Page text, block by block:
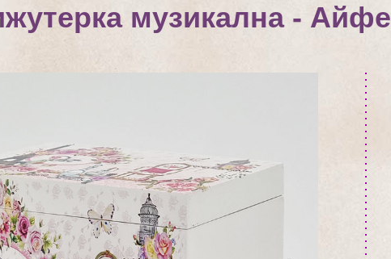
музикална -